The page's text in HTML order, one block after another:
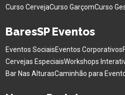
Curso CervejaCurso GarçomCurso
BaresSP Eventos
Eventos SociaisEventos Corporativos
Cervejas EspeciaisWorkshops
Bar Nas AlturasCaminhão para